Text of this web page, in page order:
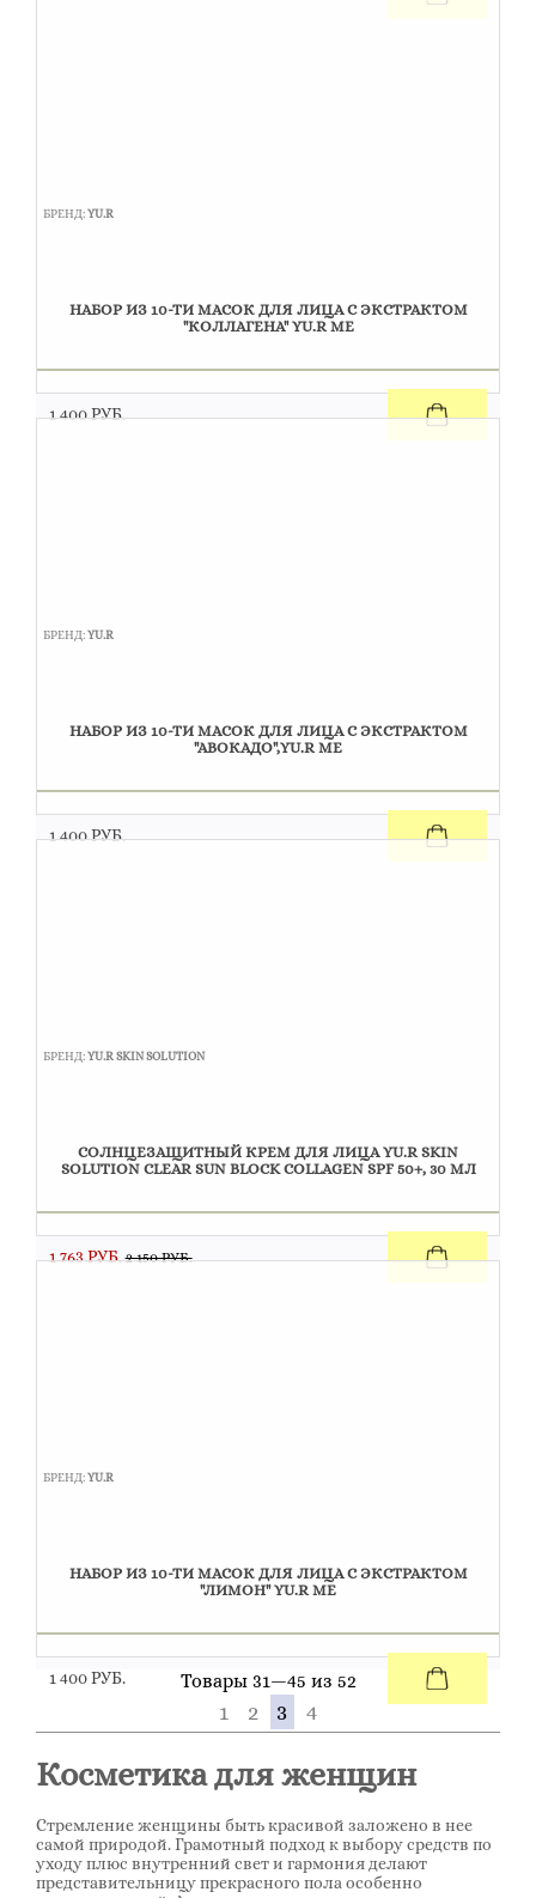
БРЕНД:YU.R
НАБОР ИЗ 10-ТИ МАСОК ДЛЯ ЛИЦА С ЭКСТРАКТОМ
"КОЛЛАГЕНА" YU.R ME
1 400 РУБ.
БРЕНД:YU.R
НАБОР ИЗ 10-ТИ МАСОК ДЛЯ ЛИЦА C ЭКСТРАКТОМ
"АВОКАДО",YU.R ME
1 400 РУБ.
БРЕНД:YU.R SKIN SOLUTION
СОЛНЦЕЗАЩИТНЫЙ КРЕМ ДЛЯ ЛИЦА YU.R SKIN
SOLUTION CLEAR SUN BLOCK COLLAGEN SPF 50+, 30 МЛ
1 763 РУБ. 2 150 РУБ.
БРЕНД:YU.R
НАБОР ИЗ 10-ТИ МАСОК ДЛЯ ЛИЦА С ЭКСТРАКТОМ
"ЛИМОН" YU.R ME
1 400 РУБ. Товары 31—45 из 52
1 2 3 4
Косметика для женщин
Стремление женщины быть красивой заложено в нее
самой природой. Грамотный подход к выбору средств по
уходу плюс внутренний свет и гармония делают
представительницу прекрасного пола особенно